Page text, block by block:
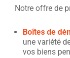
Notre offre de
Boîtes de
une variété
vos biens